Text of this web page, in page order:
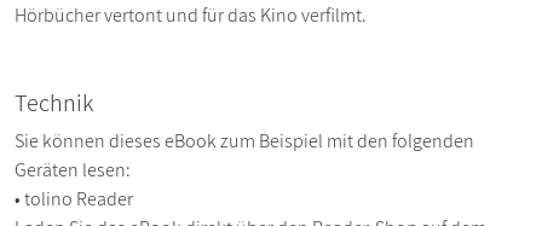
Hörbücher vertont und für das Kino verfilmt.
Technik
Sie können dieses eBook zum Beispiel mit den folgenden
Geräten lesen:
• tolino Reader